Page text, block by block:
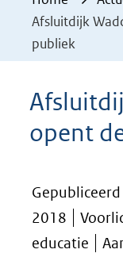
Afsluitdijk
publiek
opent
2018
educatie